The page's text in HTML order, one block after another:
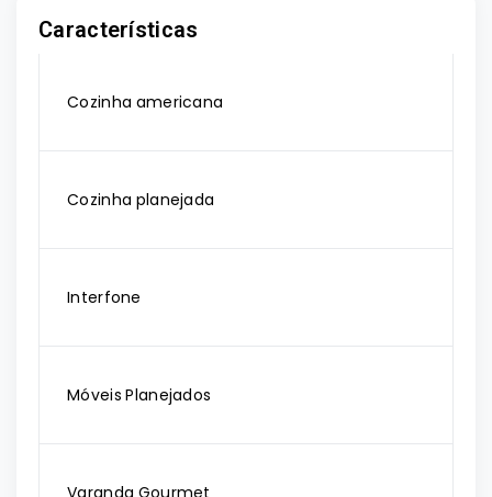
Características
Cozinha americana
Cozinha planejada
Interfone
Móveis Planejados
Varanda Gourmet